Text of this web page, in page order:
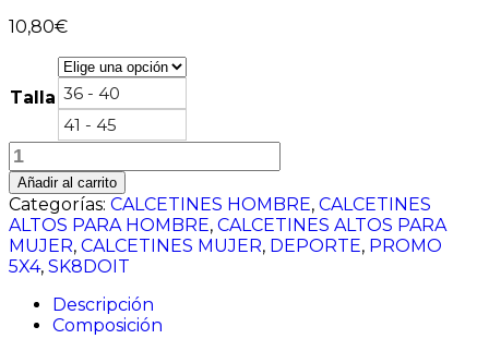
10,80€
Talla 36 - 40
41 - 45
GRIS
JASPEADO
ALTOS
cantidad
Añadir al carrito
Categorías: CALCETINES HOMBRE, CALCETINES
ALTOS PARA HOMBRE, CALCETINES ALTOS PARA
MUJER, CALCETINES MUJER, DEPORTE, PROMO
5X4, SK8DOIT
Descripción
Composición